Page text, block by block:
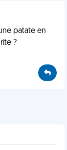
patate en
?